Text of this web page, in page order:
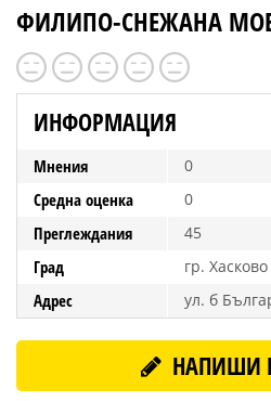
ФИЛИПО-СНЕЖАНА
ИНФОРМАЦИЯ
Мнения 0
Средна оценка 0
Преглеждания 45
Град гр. Хасково
Адрес ул. б
НАПИШИ